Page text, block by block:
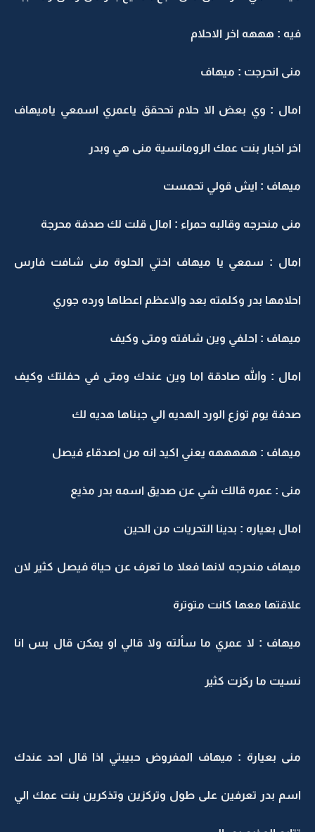
فيه : هههه اخر الاحلام
منى انحرجت : ميهاف
امال : وي بعض الا حلام تححقق ياعمري اسمعي ياميهاف
اخر اخبار بنت عمك الرومانسية منى هي وبدر
ميهاف : ايش قولي تحمست
منى منحرجه وقالبه حمراء : امال قلت لك صدفة محرجة
امال : سمعي يا ميهاف اختي الحلوة منى شافت فارس
احلامها بدر وكلمته بعد والاعظم اعطاها ورده جوري
ميهاف : احلفي وين شافته ومتى وكيف
امال : والله صادقة اما وين عندك ومتى في حفلتك وكيف
صدفة يوم توزع الورد الهديه الي جبناها هديه لك
ميهاف : هههههه يعني اكيد انه من اصدقاء فيصل
منى : عمره قالك شي عن صديق اسمه بدر مذيع
امال بعياره : بدينا التحريات من الحين
ميهاف منحرجه لانها فعلا ما تعرف عن حياة فيصل كثير لان
علاقتها معها كانت متوترة
ميهاف : لا عمري ما سألته ولا قالي او يمكن قال بس انا
نسيت ما ركزت كثير
منى بعيارة : ميهاف المفروض حبيبتي اذا قال احد عندك
اسم بدر تعرفين على طول وتركزين وتذكرين بنت عمك الي